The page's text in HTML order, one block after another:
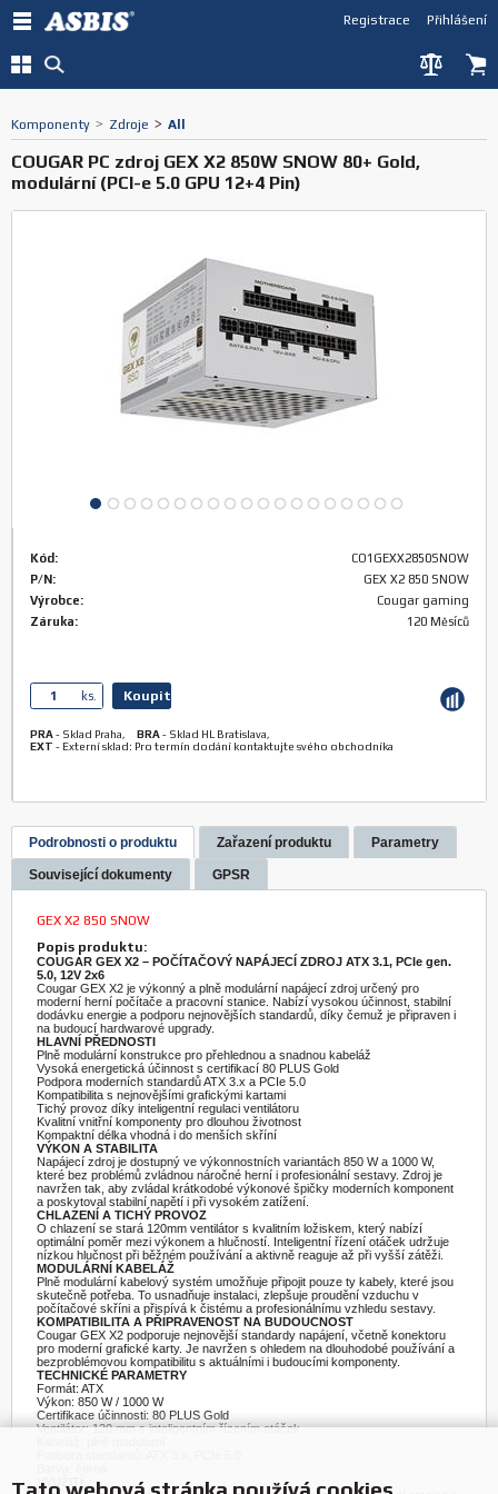
Přihlášení
Registrace
Komponenty > Zdroje > All
COUGAR PC zdroj GEX X2 850W SNOW 80+ Gold,
modulární (PCI-e 5.0 GPU 12+4 Pin)
Kód:
CO1GEXX2850SNOW
P/N:
GEX X2 850 SNOW
Výrobce:
Cougar gaming
Záruka:
120 Měsíců
ks. Koupit
PRA- Sklad Praha, BRA- Sklad HL Bratislava,
EXT - Externí sklad: Pro termín dodání kontaktujte svého obchodníka
Podrobnosti o produktu Zařazení produktu Parametry
Související dokumenty GPSR
GEX X2 850 SNOW
Popis produktu:
COUGAR GEX X2 – POČÍTAČOVÝ NAPÁJECÍ ZDROJ ATX 3.1, PCIe gen.
5.0, 12V 2x6
Cougar GEX X2 je výkonný a plně modulární napájecí zdroj určený pro
moderní herní počítače a pracovní stanice. Nabízí vysokou účinnost, stabilní
dodávku energie a podporu nejnovějších standardů, díky čemuž je připraven i
na budoucí hardwarové upgrady.
HLAVNÍ PŘEDNOSTI
Plně modulární konstrukce pro přehlednou a snadnou kabeláž
Vysoká energetická účinnost s certifikací 80 PLUS Gold
Podpora moderních standardů ATX 3.x a PCIe 5.0
Kompatibilita s nejnovějšími grafickými kartami
Tichý provoz díky inteligentní regulaci ventilátoru
Kvalitní vnitřní komponenty pro dlouhou životnost
Kompaktní délka vhodná i do menších skříní
VÝKON A STABILITA
Napájecí zdroj je dostupný ve výkonnostních variantách 850 W a 1000 W,
které bez problémů zvládnou náročné herní i profesionální sestavy. Zdroj je
navržen tak, aby zvládal krátkodobé výkonové špičky moderních komponent
a poskytoval stabilní napětí i při vysokém zatížení.
CHLAZENÍ A TICHÝ PROVOZ
O chlazení se stará 120mm ventilátor s kvalitním ložiskem, který nabízí
optimální poměr mezi výkonem a hlučností. Inteligentní řízení otáček udržuje
nízkou hlučnost při běžném používání a aktivně reaguje až při vyšší zátěži.
MODULÁRNÍ KABELÁŽ
Plně modulární kabelový systém umožňuje připojit pouze ty kabely, které jsou
skutečně potřeba. To usnadňuje instalaci, zlepšuje proudění vzduchu v
počítačové skříni a přispívá k čistému a profesionálnímu vzhledu sestavy.
KOMPATIBILITA A PŘIPRAVENOST NA BUDOUCNOST
Cougar GEX X2 podporuje nejnovější standardy napájení, včetně konektoru
pro moderní grafické karty. Je navržen s ohledem na dlouhodobé používání a
bezproblémovou kompatibilitu s aktuálními i budoucími komponenty.
TECHNICKÉ PARAMETRY
Formát: ATX
Výkon: 850 W / 1000 W
Certifikace účinnosti: 80 PLUS Gold
Ventilátor: 120 mm s inteligentním řízením otáček
VYUŽITÍ
Tato webová stránka používá cookies